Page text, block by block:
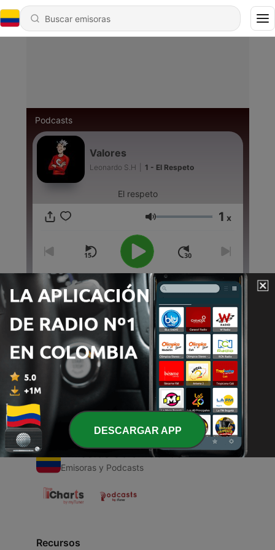
Podcasts
Valores
Leonardo S.H 1 - El Respeto
El respeto
Volumen 1 x
00:00 00:00
Episodios
1 - El Respeto
15 nov. 2020
Emisoras Colombianas
Emisoras y Podcasts
Recursos
DESCARGAR APP